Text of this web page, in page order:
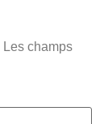
Les champs